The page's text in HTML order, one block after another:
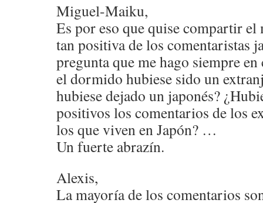
Miguel-Maiku,
Es por eso que quise compartir el
tan positiva de los comentaristas
pregunta que me hago siempre
el dormido hubiese sido un
hubiese dejado un japonés?
positivos los comentarios de los
los que viven en Japón? …
Un fuerte abrazín.
Alexis,
La mayoría de los comentarios